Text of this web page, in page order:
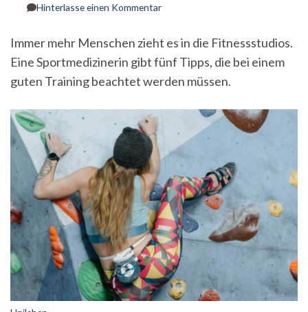
Hinterlasse einen Kommentarzu
Gibt
es
das
ideale
Immer mehr Menschen zieht es in die Fitnessstudios.
Eine Sportmedizinerin gibt fünf Tipps, die bei einem
guten Training beachtet werden müssen.